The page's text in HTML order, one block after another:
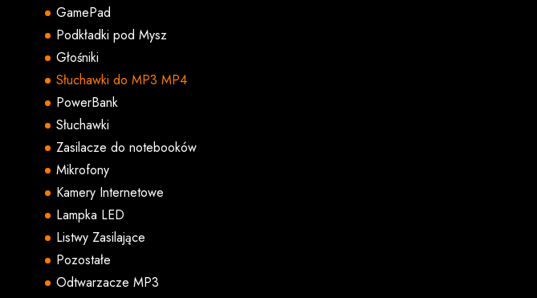
GamePad
Podkładki pod Mysz
Głośniki
Słuchawki do MP3 MP4
PowerBank
Słuchawki
Zasilacze do notebooków
Mikrofony
Kamery Internetowe
Lampka LED
Listwy Zasilające
Pozostałe
Odtwarzacze MP3